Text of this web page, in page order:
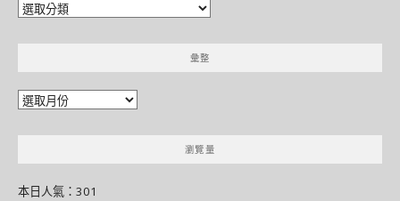
分
別
彙整
彙
瀏覽量
本日人氣：301